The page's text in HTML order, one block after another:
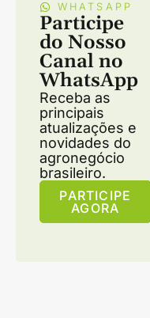
WHATSAPP
Participe
do Nosso
Canal no
WhatsApp
Receba as
principais
atualizações e
novidades do
agronegócio
brasileiro.
PARTICIPE
AGORA